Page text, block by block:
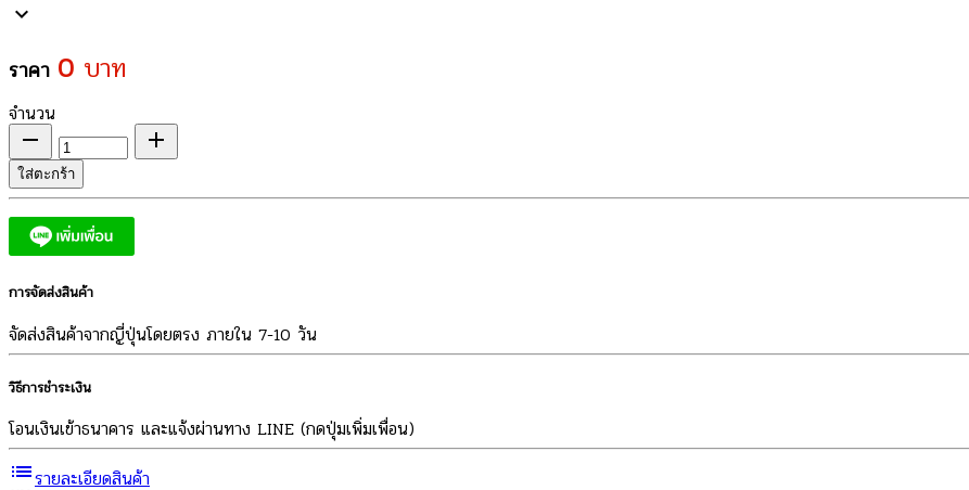
keyboard_arrow_down
ราคา 0 บาท
จำนวน
remove add
ใส่ตะกร้า
การจัดส่งสินค้า
จัดส่งสินค้าจากญี่ปุ่นโดยตรง ภายใน 7-10 วัน
วิธีการชำระเงิน
โอนเงินเข้าธนาคาร และแจ้งผ่านทาง LINE (กดปุ่มเพิ่มเพื่อน)
listรายละเอียดสินค้า